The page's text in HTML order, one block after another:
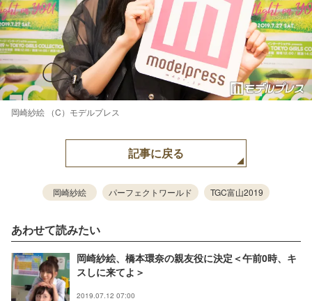
岡崎紗絵 （C）モデルプレス
記事に戻る
岡崎紗絵 パーフェクトワールド TGC富山2019
あわせて読みたい
岡崎紗絵、橋本環奈の親友役に決定＜午前0時、キ
スしに来てよ＞
2019.07.12 07:00